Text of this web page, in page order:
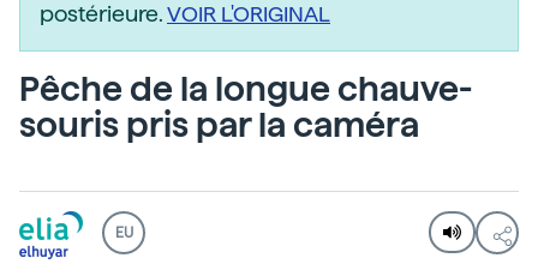
postérieure.VOIR L'ORIGINAL
Pêche de la longue chauve-
souris pris par la caméra
EU